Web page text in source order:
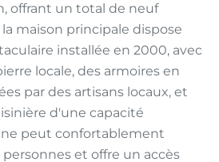
offrant un total de neuf
maison principale dispose
installée en 2000, avec
locale, des armoires en
par des artisans locaux, et
d'une capacité
peut confortablement
personnes et offre un accès